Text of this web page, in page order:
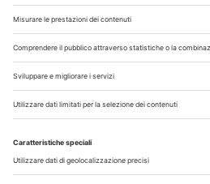
Chi Siamo
Contatti
Note Legali
Privacy
©2026 Edra S.p.a |
| Tel. 02/881841 | Sede legale: